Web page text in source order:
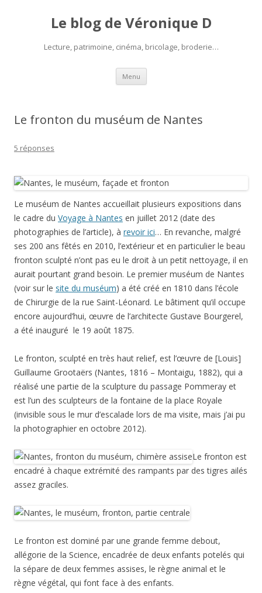
Le blog de Véronique D
Lecture, patrimoine, cinéma, bricolage, broderie…
Menu Aller
contenu
Le fronton du muséum de Nantes
5 réponses
Le muséum de Nantes accueillait plusieurs expositions dans
le cadre du Voyage à Nantes en juillet 2012 (date des
photographies de l’article), à revoir ici… En revanche, malgré
ses 200 ans fêtés en 2010, l’extérieur et en particulier le beau
fronton sculpté n’ont pas eu le droit à un petit nettoyage, il en
aurait pourtant grand besoin. Le premier muséum de Nantes
(voir sur le site du muséum) a été créé en 1810 dans l’école
de Chirurgie de la rue Saint-Léonard. Le bâtiment qu’il occupe
encore aujourd’hui, œuvre de l’architecte Gustave Bourgerel,
a été inauguré le 19 août 1875.
Le fronton, sculpté en très haut relief, est l’œuvre de [Louis]
Guillaume Grootaërs (Nantes, 1816 – Montaigu, 1882), qui a
réalisé une partie de la sculpture du passage Pommeray et
est l’un des sculpteurs de la fontaine de la place Royale
(invisible sous le mur d’escalade lors de ma visite, mais j’ai pu
la photographier en octobre 2012).
Le fronton est
encadré à chaque extrémité des rampants par des tigres ailés
assez graciles.
Le fronton est dominé par une grande femme debout,
allégorie de la Science, encadrée de deux enfants potelés qui
la sépare de deux femmes assises, le règne animal et le
règne végétal, qui font face à des enfants.